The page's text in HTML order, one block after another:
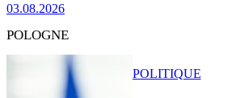
03.08.2026
POLOGNE
POLITIQUE